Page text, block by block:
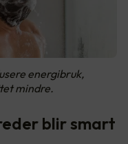
energibruk,
mindre.
blir smart